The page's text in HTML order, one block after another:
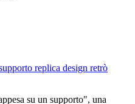
replica design retrò
su un supporto", una